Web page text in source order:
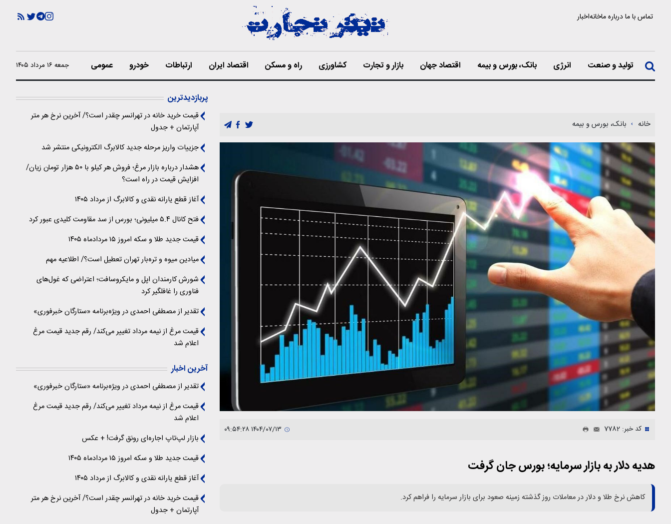
تماس با مادرباره ماخانهاخبار
تولید و صنعت انرژی بانک، بورس و بیمه اقتصاد جهان بازار و تجارت کشاورزی راه و مسکن اقتصاد ایران ارتباطات خودرو عمومی جمعه ۱۶ مرداد ۱۴۰۵
خانه بانک، بورس و بیمه
کد خبر: 7782
هدیه دلار به بازار سرمایه؛ بورس جان گرفت
کاهش نرخ طلا و دلار در معاملات روز گذشته زمینه صعود برای بازار سرمایه را فراهم کرد.
پربازدیدترین
قیمت خرید خانه در تهرانسر چقدر است؟/ آخرین نرخ هر متر
آپارتمان + جدول
جزییات واریز مرحله جدید کالابرگ الکترونیکی منتشر شد
هشدار درباره بازار مرغ؛ فروش هر کیلو با ۵۰ هزار تومان زیان/
افزایش قیمت در راه است؟
آغاز قطع یارانه نقدی و کالابرگ از مرداد ۱۴۰۵
فتح کانال ۵.۴ میلیونی؛ بورس از سد مقاومت کلیدی عبور کرد
قیمت جدید طلا و سکه امروز ۱۵ مردادماه ۱۴۰۵
میادین میوه و تره‌بار تهران تعطیل است؟/ اطلاعیه مهم
شورش کارمندان اپل و مایکروسافت؛ اعتراضی که غول‌های
فناوری را غافلگیر کرد
تقدیر از مصطفی احمدی در ویژه‌برنامه «ستارگان خبرفوری»
قیمت مرغ از نیمه مرداد تغییر می‌کند/ رقم جدید قیمت مرغ
اعلام شد
آخرین اخبار
تقدیر از مصطفی احمدی در ویژه‌برنامه «ستارگان خبرفوری»
قیمت مرغ از نیمه مرداد تغییر می‌کند/ رقم جدید قیمت مرغ
اعلام شد
بازار لپ‌تاپ اجاره‌ای رونق گرفت! + عکس
قیمت جدید طلا و سکه امروز ۱۵ مردادماه ۱۴۰۵
آغاز قطع یارانه نقدی و کالابرگ از مرداد ۱۴۰۵
قیمت خرید خانه در تهرانسر چقدر است؟/ آخرین نرخ هر متر
آپارتمان + جدول